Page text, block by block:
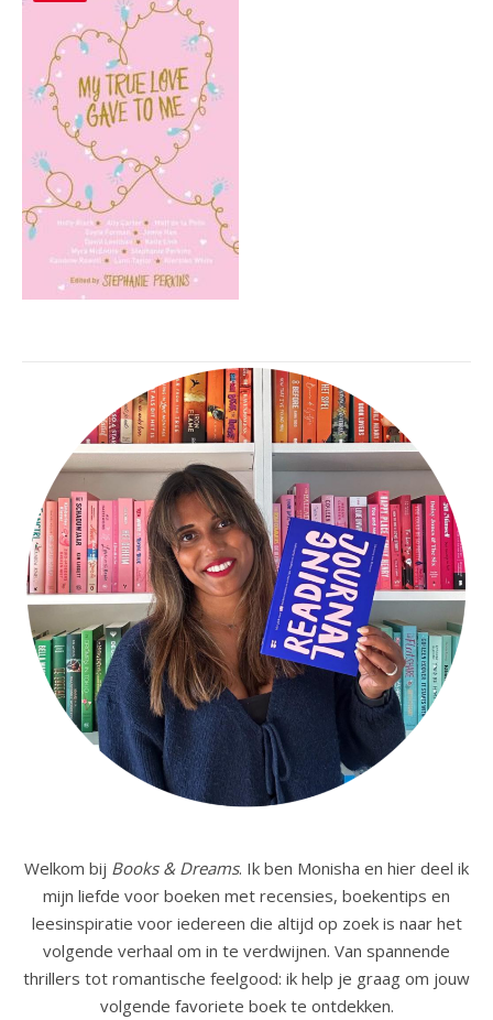
Welkom bij Books & Dreams. Ik ben Monisha en hier deel ik
mijn liefde voor boeken met recensies, boekentips en
leesinspiratie voor iedereen die altijd op zoek is naar het
volgende verhaal om in te verdwijnen. Van spannende
thrillers tot romantische feelgood: ik help je graag om jouw
volgende favoriete boek te ontdekken.